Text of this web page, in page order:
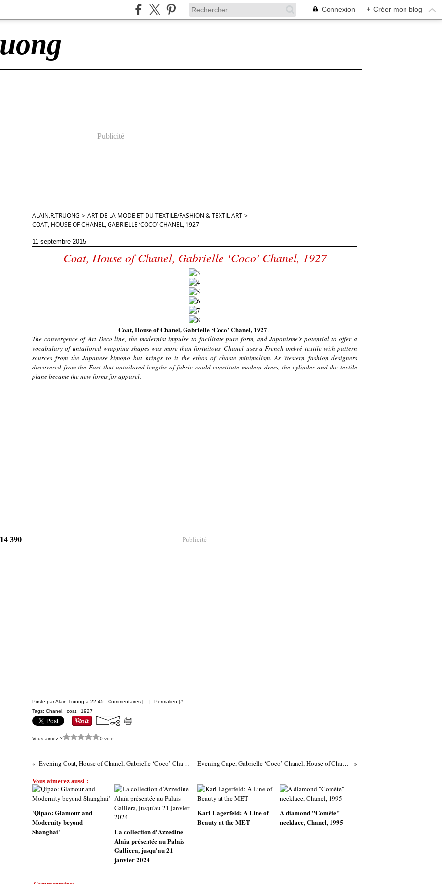
Connexion + Créer mon blog
Publicité
390
ALAIN.R.TRUONG > ART DE LA MODE ET DU TEXTILE/FASHION & TEXTIL ART >
COAT, HOUSE OF CHANEL, GABRIELLE ‘COCO’ CHANEL, 1927
11 septembre 2015
Coat, House of Chanel, Gabrielle ‘Coco’ Chanel, 1927
Coat, House of Chanel, Gabrielle ‘Coco’ Chanel, 1927.
The convergence of Art Deco line, the modernist impulse to facilitate pure form, and Japonisme’s potential to offer a
vocabulary of untailored wrapping shapes was more than fortuitous. Chanel uses a French ombré textile with pattern
sources from the Japanese kimono but brings to it the ethos of chaste minimalism. As Western fashion designers
discovered from the East that untailored lengths of fabric could constitute modern dress, the cylinder and the textile
plane became the new forms for apparel.
Publicité
Posté par Alain Truong à 22:45 - Commentaires [ ] - Permalien [#]
Tags: Chanel coat 1927
Vous aimez ? 0 vote
Evening Coat, House of Chanel, Gabrielle ‘Coco’ Chanel, 1927 Evening Cape, Gabrielle ‘Coco’ Chanel, House of Chanel, 1927
Vous aimerez aussi :
'Qipao: Glamour and
Modernity beyond
Shanghai'
La collection d'Azzedine
Alaïa présentée au Palais
Galliera, jusqu'au 21
janvier 2024
Karl Lagerfeld: A Line of
Beauty at the MET
A diamond "Comète"
necklace, Chanel, 1995